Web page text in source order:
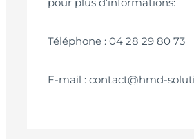
Téléphone : 04 28 29 80 73
E-mail : contact@hmd-